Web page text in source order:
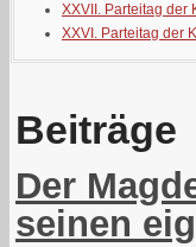
XXVII. Parteitag der
XXVI. Parteitag der
Beiträge
Der
seinen